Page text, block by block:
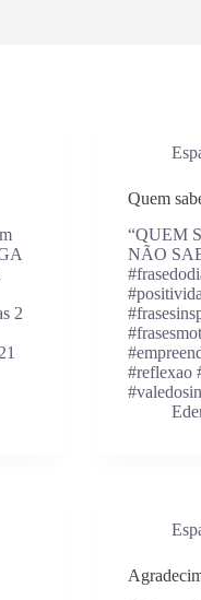
2
Quem
“QUEM
NÃO
#reflexao